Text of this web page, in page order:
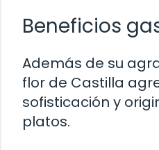
Beneficios
Además de su
flor de Castilla
sofisticación y
platos.